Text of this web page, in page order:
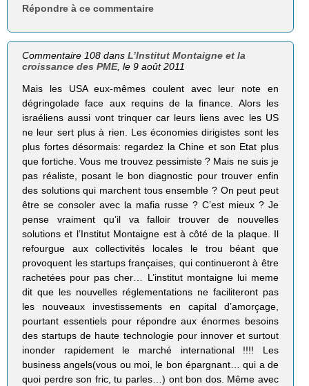
Répondre à ce commentaire
Commentaire 108 dansL’Institut Montaigne et la
croissance des PME, le 9 août 2011
Mais les USA eux-mêmes coulent avec leur note en
dégringolade face aux requins de la finance. Alors les
israéliens aussi vont trinquer car leurs liens avec les US
ne leur sert plus à rien. Les économies dirigistes sont les
plus fortes désormais: regardez la Chine et son Etat plus
que fortiche. Vous me trouvez pessimiste ? Mais ne suis je
pas réaliste, posant le bon diagnostic pour trouver enfin
des solutions qui marchent tous ensemble ? On peut peut
être se consoler avec la mafia russe ? C’est mieux ? Je
pense vraiment qu’il va falloir trouver de nouvelles
solutions et l’Institut Montaigne est à côté de la plaque. Il
refourgue aux collectivités locales le trou béant que
provoquent les startups françaises, qui continueront à être
rachetées pour pas cher… L’institut montaigne lui meme
dit que les nouvelles réglementations ne faciliteront pas
les nouveaux investissements en capital d’amorçage,
pourtant essentiels pour répondre aux énormes besoins
des startups de haute technologie pour innover et surtout
inonder rapidement le marché international !!!! Les
business angels(vous ou moi, le bon épargnant… qui a de
quoi perdre son fric, tu parles…) ont bon dos. Même avec